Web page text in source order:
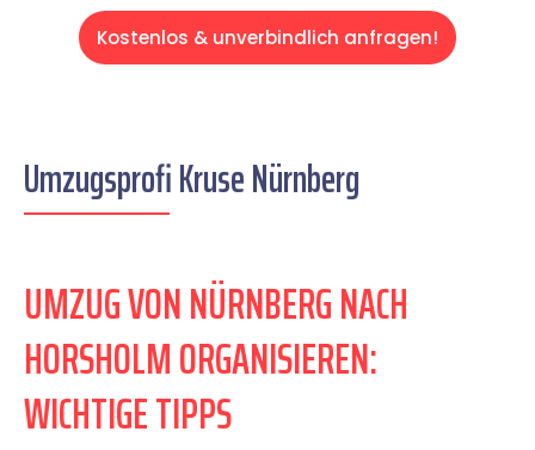
Kostenlos & unverbindlich anfragen!
Umzugsprofi Kruse Nürnberg
UMZUG VON NÜRNBERG NACH
HORSHOLM ORGANISIEREN:
WICHTIGE TIPPS